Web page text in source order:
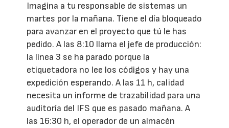
Imagina a tu responsable de sistemas un
martes por la mañana. Tiene el día bloqueado
para avanzar en el proyecto que tú le has
pedido. A las 8:10 llama el jefe de producción:
la línea 3 se ha parado porque la
etiquetadora no lee los códigos y hay una
expedición esperando. A las 11 h, calidad
necesita un informe de trazabilidad para una
auditoría del IFS que es pasado mañana. A
las 16:30 h, el operador de un almacén